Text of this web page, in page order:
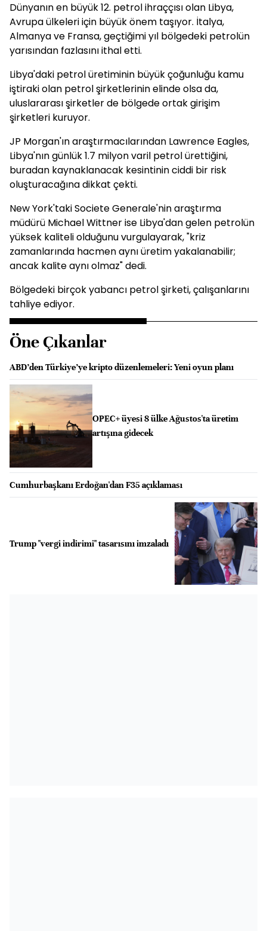
Dünyanın en büyük 12. petrol ihraççısı olan Libya,
Avrupa ülkeleri için büyük önem taşıyor. İtalya,
Almanya ve Fransa, geçtiğimi yıl bölgedeki petrolün
yarısından fazlasını ithal etti.
Libya'daki petrol üretiminin büyük çoğunluğu kamu
iştiraki olan petrol şirketlerinin elinde olsa da,
uluslararası şirketler de bölgede ortak girişim
şirketleri kuruyor.
JP Morgan'ın araştırmacılarından Lawrence Eagles,
Libya'nın günlük 1.7 milyon varil petrol ürettiğini,
buradan kaynaklanacak kesintinin ciddi bir risk
oluşturacağına dikkat çekti.
New York'taki Societe Generale'nin araştırma
müdürü Michael Wittner ise Libya'dan gelen petrolün
yüksek kaliteli olduğunu vurgulayarak, "kriz
zamanlarında hacmen aynı üretim yakalanabilir;
ancak kalite aynı olmaz" dedi.
Bölgedeki birçok yabancı petrol şirketi, çalışanlarını
tahliye ediyor.
Öne Çıkanlar
ABD’den Türkiye’ye kripto düzenlemeleri: Yeni oyun planı
OPEC+ üyesi 8 ülke Ağustos'ta üretim
artışına gidecek
Cumhurbaşkanı Erdoğan'dan F35 açıklaması
Trump "vergi indirimi" tasarısını imzaladı